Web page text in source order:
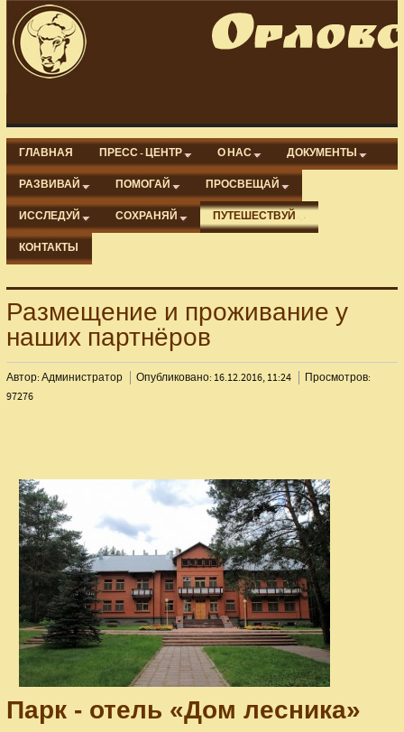
ГЛАВНАЯ ПРЕСС - ЦЕНТР О НАС ДОКУМЕНТЫ
РАЗВИВАЙ ПОМОГАЙ ПРОСВЕЩАЙ
ИССЛЕДУЙ СОХРАНЯЙ ПУТЕШЕСТВУЙ
КОНТАКТЫ
Размещение и проживание у
наших партнёров
Автор: Администратор Опубликовано: 16.12.2016, 11:24
Просмотров:
97276
Парк - отель «Дом лесника»